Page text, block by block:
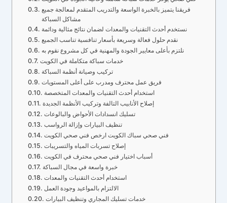
فريقنا يتميز بالخبرة الواسعة والتدريب المتقدم لمعالجة جميع
مشاكل السباكة
نستخدم أحدث التقنيات والمعدات لضمان نتائج مثالية ودائمة
نقدم حلول فعالة وسريعة بأسعار تنافسية تناسب الجميع
نلتزم بأعلى معايير الجودة والمهنية في كل مشروع نقوم به
خدمات سباكة متكاملة في الكويت
تركيب وصيانة أنظمة السباكة
فريق عمل محترف ومدرب على أعلى المستويات
استخدام أحدث التقنيات والمعدات المتخصصة
إصلاح الأنابيب التالفة وتركيب الأنظمة الجديدة
تسليك انسدادات الأحواض والبالوعات
تنظيف البيارات وإزالة الرواسب
فني صحي سباك الكويت ارخص فني صحي الكويت
إصلاح تسربات المياه والتسريبات
أسباب اختيار فني صحي محترف في الكويت
خبرة واسعة في مجال السباكة
استخدام أحدث التقنيات والمعدات
الالتزام بالمواعيد وجودة العمل
خدمات تسليك المجاري وتنظيف البيارات